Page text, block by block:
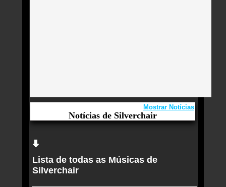
Notícias de Silverchair
Mostrar Notícias
Aqui você curte Silverchair e seus Sucessos,
Antigas, Novas e os Lançamentos.
Vocalista do Silverchair lança primeira música
solo e é bem diferente do que você esperava
Lista de todas as Músicas de
Silverchair